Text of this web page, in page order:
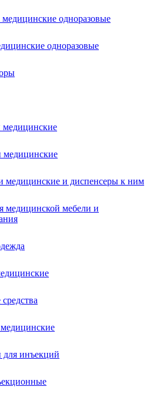
одноразовые
одноразовые
медицинские
медицинские
медицинские и диспенсеры к ним
медицинской мебели и
для инъекций